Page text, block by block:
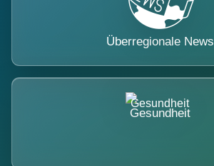
Überregionale News
Gesundheit